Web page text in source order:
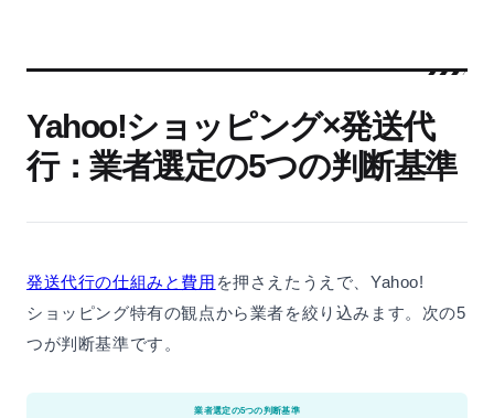
Yahoo!ショッピング×発送代
行：業者選定の5つの判断基準
発送代行の仕組みと費用 を押さえたうえで、Yahoo!
ショッピング特有の観点から業者を絞り込みます。次の5
つが判断基準です。
業者選定の5つの判断基準